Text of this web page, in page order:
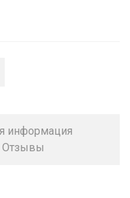
информация
Отзывы